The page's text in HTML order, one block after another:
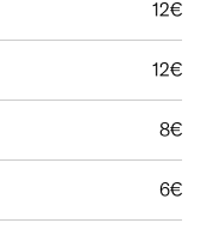
12€
12€
8€
6€